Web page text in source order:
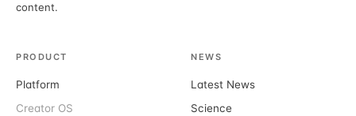
content.
PRODUCT
Platform
Creator OS
NEWS
Latest News
Science